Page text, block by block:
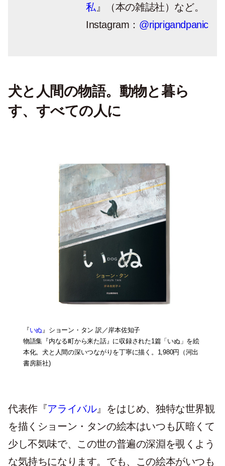
私 』（本の雑誌社）など。
Instagram： @riprigandpanic
犬と人間の物語。動物と暮ら
す、すべての人に
『いぬ』ショーン・タン 訳／岸本佐知子
物語集『内なる町から来た話』に収録された1篇「いぬ」を絵
本化。犬と人間の深いつながりを丁寧に描く。1,980円（河出
書房新社)
代表作『アライバル』をはじめ、独特な世界観
を描くショーン・タンの絵本はいつも仄暗くて
少し不気味で、この世の普遍の深淵を覗くよう
な気持ちになります。でも、この絵本がいつも